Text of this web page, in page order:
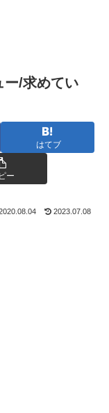
ー/求めてい
はてブ
ー
2023.07.08